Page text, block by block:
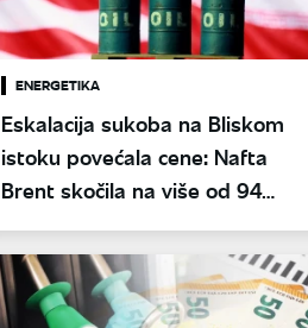
ENERGETIKA
Eskalacija sukoba na Bliskom
istoku povećala cene: Nafta
Brent skočila na više od 94
dolara